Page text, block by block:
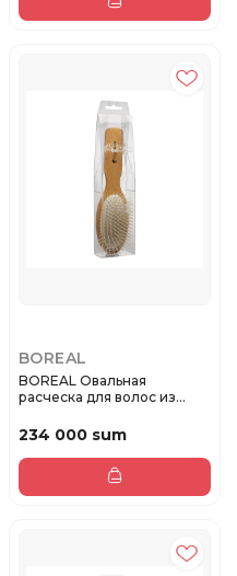
BOREAL
BOREAL Овальная
расческа для волос из
234 000 sum